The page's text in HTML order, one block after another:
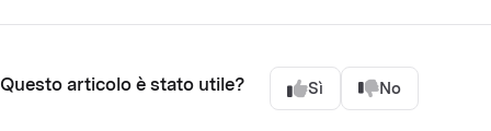
Questo articolo è stato utile? Sì No